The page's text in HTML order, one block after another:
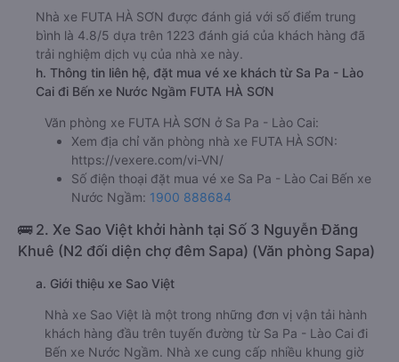
Nhà xe FUTA HÀ SƠN được đánh giá với số điểm trung
bình là 4.8/5 dựa trên 1223 đánh giá của khách hàng đã
trải nghiệm dịch vụ của nhà xe này.
h. Thông tin liên hệ, đặt mua vé xe khách từ Sa Pa - Lào
Cai đi Bến xe Nước Ngầm FUTA HÀ SƠN
Văn phòng xe FUTA HÀ SƠN ở Sa Pa - Lào Cai:
Xem địa chỉ văn phòng nhà xe FUTA HÀ SƠN:
https://vexere.com/vi-VN/
Số điện thoại đặt mua vé xe Sa Pa - Lào Cai Bến xe
Nước Ngầm: 1900 888684
🚌 2. Xe Sao Việt khởi hành tại Số 3 Nguyễn Đăng
Khuê (N2 đối diện chợ đêm Sapa) (Văn phòng Sapa)
a. Giới thiệu xe Sao Việt
Nhà xe Sao Việt là một trong những đơn vị vận tải hành
khách hàng đầu trên tuyến đường từ Sa Pa - Lào Cai đi
Bến xe Nước Ngầm. Nhà xe cung cấp nhiều khung giờ